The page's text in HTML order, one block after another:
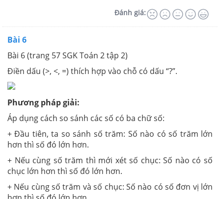
Đánh giá:
Bài 6
Bài 6 (trang 57 SGK Toán 2 tập 2)
Điền dấu (>, <, =) thích hợp vào chỗ có dấu “?”.
Phương pháp giải:
Áp dụng cách so sánh các số có ba chữ số:
+ Đầu tiên, ta so sánh số trăm: Số nào có số trăm lớn
hơn thì số đó lớn hơn.
+ Nếu cùng số trăm thì mới xét số chục: Số nào có số
chục lớn hơn thì số đó lớn hơn.
+ Nếu cùng số trăm và số chục: Số nào có số đơn vị lớn